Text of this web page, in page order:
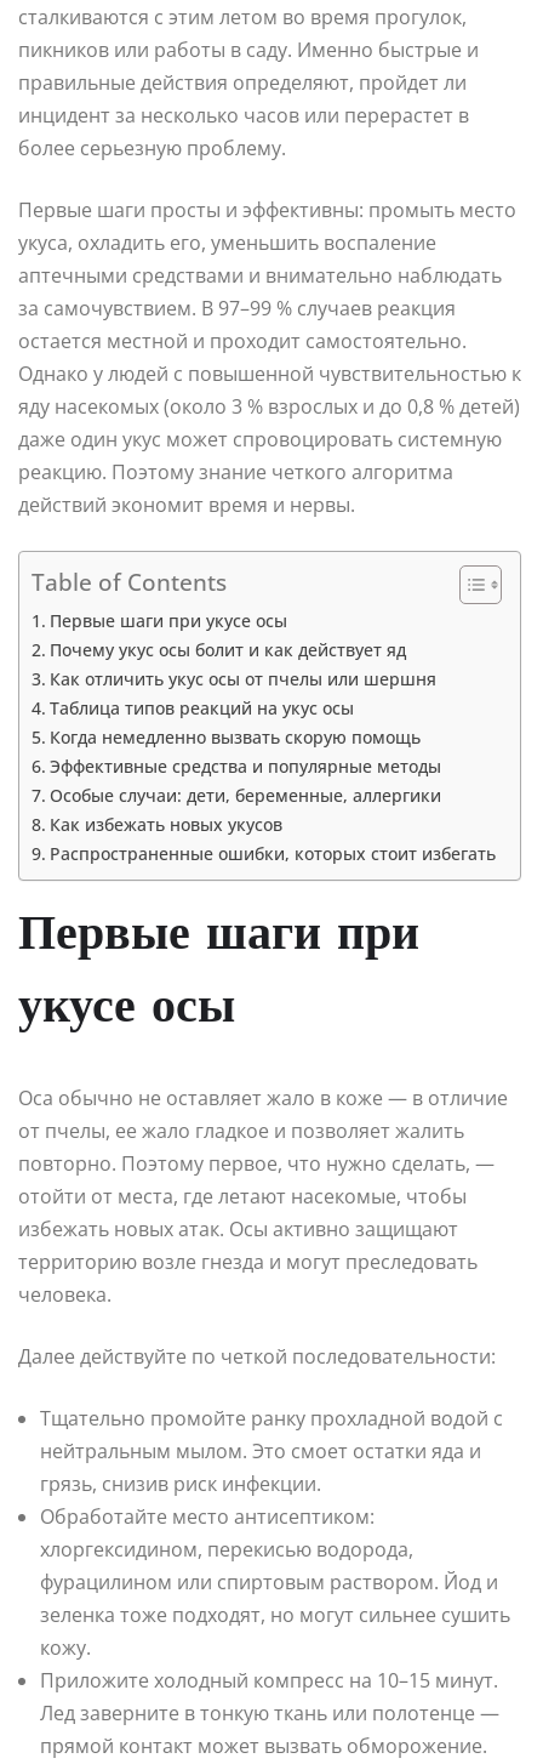
сталкиваются с этим летом во время прогулок,
пикников или работы в саду. Именно быстрые и
правильные действия определяют, пройдет ли
инцидент за несколько часов или перерастет в
более серьезную проблему.
Первые шаги просты и эффективны: промыть место
укуса, охладить его, уменьшить воспаление
аптечными средствами и внимательно наблюдать
за самочувствием. В 97–99 % случаев реакция
остается местной и проходит самостоятельно.
Однако у людей с повышенной чувствительностью к
яду насекомых (около 3 % взрослых и до 0,8 % детей)
даже один укус может спровоцировать системную
реакцию. Поэтому знание четкого алгоритма
действий экономит время и нервы.
Table of Contents
Первые шаги при укусе осы
Почему укус осы болит и как действует яд
Как отличить укус осы от пчелы или шершня
Таблица типов реакций на укус осы
Когда немедленно вызвать скорую помощь
Эффективные средства и популярные методы
Особые случаи: дети, беременные, аллергики
Как избежать новых укусов
Распространенные ошибки, которых стоит избегать
Первые шаги при
укусе осы
Оса обычно не оставляет жало в коже — в отличие
от пчелы, ее жало гладкое и позволяет жалить
повторно. Поэтому первое, что нужно сделать, —
отойти от места, где летают насекомые, чтобы
избежать новых атак. Осы активно защищают
территорию возле гнезда и могут преследовать
человека.
Далее действуйте по четкой последовательности:
Тщательно промойте ранку прохладной водой с
нейтральным мылом. Это смоет остатки яда и
грязь, снизив риск инфекции.
Обработайте место антисептиком:
хлоргексидином, перекисью водорода,
фурацилином или спиртовым раствором. Йод и
зеленка тоже подходят, но могут сильнее сушить
кожу.
Приложите холодный компресс на 10–15 минут.
Лед заверните в тонкую ткань или полотенце —
прямой контакт может вызвать обморожение.